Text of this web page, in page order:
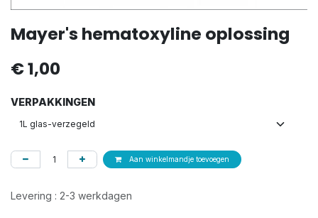
Mayer's hematoxyline oplossing
€1,00
VERPAKKINGEN
Aan winkelmandje toevoegen
Levering : 2-3 werkdagen